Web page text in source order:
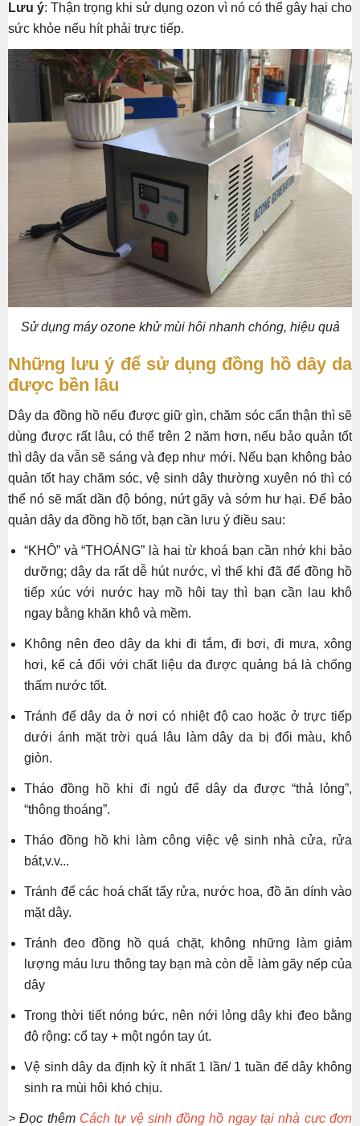
Lưu ý: Thận trọng khi sử dụng ozon vì nó có thể gây hại cho
sức khỏe nếu hít phải trực tiếp.
Sử dụng máy ozone khử mùi hôi nhanh chóng, hiệu quả
Những lưu ý để sử dụng đồng hồ dây da
được bền lâu
Dây da đồng hồ nếu được giữ gìn, chăm sóc cẩn thận thì sẽ
dùng được rất lâu, có thể trên 2 năm hơn, nếu bảo quản tốt
thì dây da vẫn sẽ sáng và đẹp như mới. Nếu bạn không bảo
quản tốt hay chăm sóc, vệ sinh dây thường xuyên nó thì có
thể nó sẽ mất dần độ bóng, nứt gãy và sớm hư hại. Để bảo
quản dây da đồng hồ tốt, bạn cần lưu ý điều sau:
“KHÔ” và “THOÁNG” là hai từ khoá bạn cần nhớ khi bảo
dưỡng; dây da rất dễ hút nước, vì thế khi đã để đồng hồ
tiếp xúc với nước hay mồ hôi tay thì bạn cần lau khô
ngay bằng khăn khô và mềm.
Không nên đeo dây da khi đi tắm, đi bơi, đi mưa, xông
hơi, kể cả đối với chất liệu da được quảng bá là chống
thấm nước tốt.
Tránh để dây da ở nơi có nhiệt độ cao hoặc ở trực tiếp
dưới ánh mặt trời quá lâu làm dây da bị đổi màu, khô
giòn.
Tháo đồng hồ khi đi ngủ để dây da được “thả lỏng”,
“thông thoáng”.
Tháo đồng hồ khi làm công việc vệ sinh nhà cửa, rửa
bát,v.v...
Tránh để các hoá chất tẩy rửa, nước hoa, đồ ăn dính vào
mặt dây.
Tránh đeo đồng hồ quá chặt, không những làm giảm
lượng máu lưu thông tay bạn mà còn dễ làm gãy nếp của
dây
Trong thời tiết nóng bức, nên nới lỏng dây khi đeo bằng
độ rộng: cổ tay + một ngón tay út.
Vệ sinh dây da định kỳ ít nhất 1 lần/ 1 tuần để dây không
sinh ra mùi hôi khó chịu.
> Đọc thêm Cách tự vệ sinh đồng hồ ngay tại nhà cực đơn